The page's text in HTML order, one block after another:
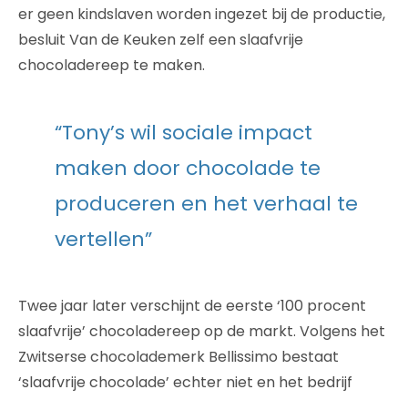
er geen kindslaven worden ingezet bij de productie,
besluit Van de Keuken zelf een slaafvrije
chocoladereep te maken.
“Tony’s wil sociale impact
maken door chocolade te
produceren en het verhaal te
vertellen”
Twee jaar later verschijnt de eerste ‘100 procent
slaafvrije’ chocoladereep op de markt. Volgens het
Zwitserse chocolademerk Bellissimo bestaat
‘slaafvrije chocolade’ echter niet en het bedrijf